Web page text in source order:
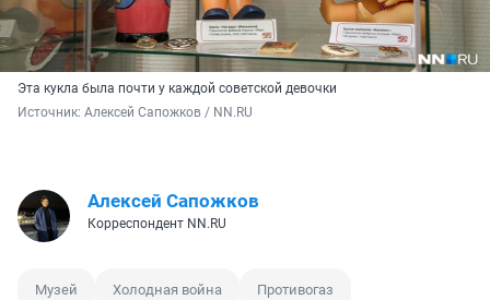
Эта кукла была почти у каждой советской девочки
Источник: Алексей Сапожков / NN.RU
Алексей Сапожков
Корреспондент NN.RU
Музей Холодная война Противогаз